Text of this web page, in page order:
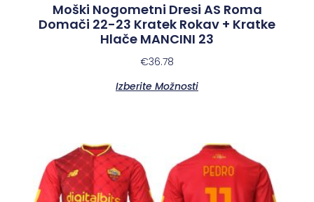
Moški Nogometni Dresi AS Roma
Domači 22-23 Kratek Rokav + Kratke
Hlače MANCINI 23
€36.78
Izberite Možnosti